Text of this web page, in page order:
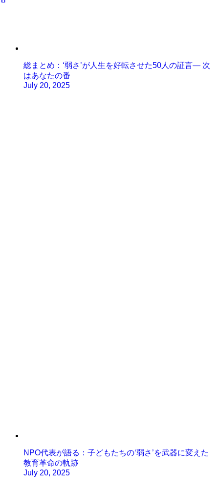
総まとめ：‘弱さ’が人生を好転させた50人の証言— 次
はあなたの番
July 20, 2025
NPO代表が語る：子どもたちの‘弱さ’を武器に変えた
教育革命の軌跡
July 20, 2025